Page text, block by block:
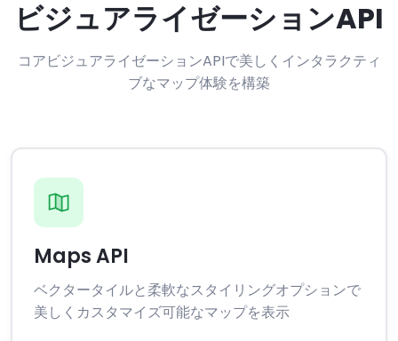
ビジュアライゼーションAPI
コアビジュアライゼーションAPIで美しくインタラクティ
ブなマップ体験を構築
Maps API
ベクタータイルと柔軟なスタイリングオプションで
美しくカスタマイズ可能なマップを表示